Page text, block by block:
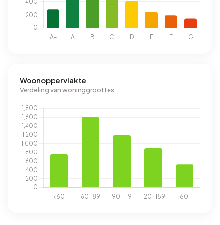
Woonoppervlakte
Verdeling van woninggroottes